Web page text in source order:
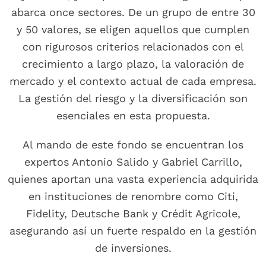
abarca once sectores. De un grupo de entre 30
y 50 valores, se eligen aquellos que cumplen
con rigurosos criterios relacionados con el
crecimiento a largo plazo, la valoración de
mercado y el contexto actual de cada empresa.
La gestión del riesgo y la diversificación son
esenciales en esta propuesta.
Al mando de este fondo se encuentran los
expertos Antonio Salido y Gabriel Carrillo,
quienes aportan una vasta experiencia adquirida
en instituciones de renombre como Citi,
Fidelity, Deutsche Bank y Crédit Agricole,
asegurando así un fuerte respaldo en la gestión
de inversiones.